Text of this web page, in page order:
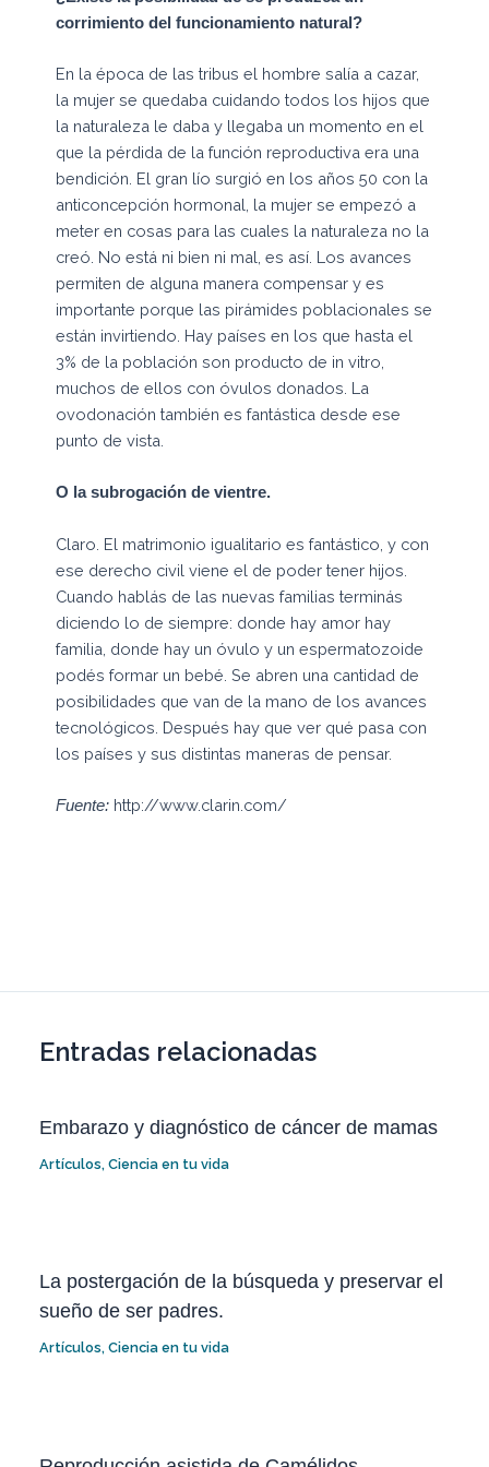
corrimiento del funcionamiento natural?
En la época de las tribus el hombre salía a cazar,
la mujer se quedaba cuidando todos los hijos que
la naturaleza le daba y llegaba un momento en el
que la pérdida de la función reproductiva era una
bendición. El gran lío surgió en los años 50 con la
anticoncepción hormonal, la mujer se empezó a
meter en cosas para las cuales la naturaleza no la
creó. No está ni bien ni mal, es así. Los avances
permiten de alguna manera compensar y es
importante porque las pirámides poblacionales se
están invirtiendo. Hay países en los que hasta el
3% de la población son producto de in vitro,
muchos de ellos con óvulos donados. La
ovodonación también es fantástica desde ese
punto de vista.
O la subrogación de vientre.
Claro. El matrimonio igualitario es fantástico, y con
ese derecho civil viene el de poder tener hijos.
Cuando hablás de las nuevas familias terminás
diciendo lo de siempre: donde hay amor hay
familia, donde hay un óvulo y un espermatozoide
podés formar un bebé. Se abren una cantidad de
posibilidades que van de la mano de los avances
tecnológicos. Después hay que ver qué pasa con
los países y sus distintas maneras de pensar.
Fuente:http://www.clarin.com/
Entradas relacionadas
Embarazo y diagnóstico de cáncer de mamas
Artículos,Ciencia en tu vida
La postergación de la búsqueda y preservar el
sueño de ser padres.
Artículos,Ciencia en tu vida